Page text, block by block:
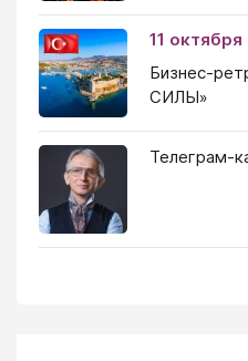
11 октября
Бизнес-
СИЛЫ»
Телеграм-